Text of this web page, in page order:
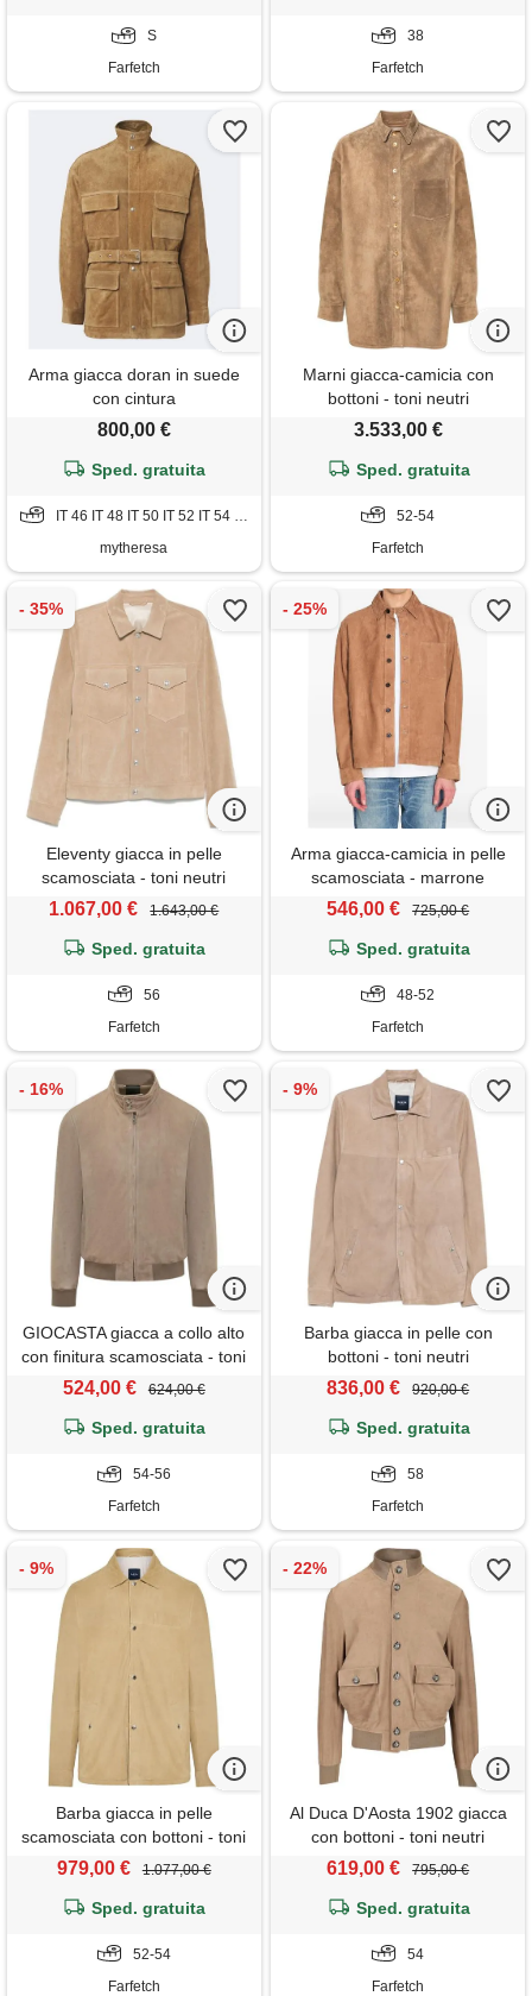
S
Farfetch
38
Farfetch
Arma giacca doran in suede
con cintura
800,00 €
Sped. gratuita
IT 46 IT 48 IT 50 IT 52 IT 54 IT 56
mytheresa
Marni giacca-camicia con
bottoni - toni neutri
3.533,00 €
Sped. gratuita
52-54
Farfetch
Eleventy giacca in pelle
scamosciata - toni neutri
1.067,00 € 1.643,00 €
Sped. gratuita
56
Farfetch
Arma giacca-camicia in pelle
scamosciata - marrone
546,00 € 725,00 €
Sped. gratuita
48-52
Farfetch
GIOCASTA giacca a collo alto
con finitura scamosciata - toni
neutri
524,00 € 624,00 €
Sped. gratuita
54-56
Farfetch
Barba giacca in pelle con
bottoni - toni neutri
836,00 € 920,00 €
Sped. gratuita
58
Farfetch
Barba giacca in pelle
scamosciata con bottoni - toni
neutri
979,00 € 1.077,00 €
Sped. gratuita
52-54
Farfetch
Al Duca D'Aosta 1902 giacca
con bottoni - toni neutri
619,00 € 795,00 €
Sped. gratuita
54
Farfetch